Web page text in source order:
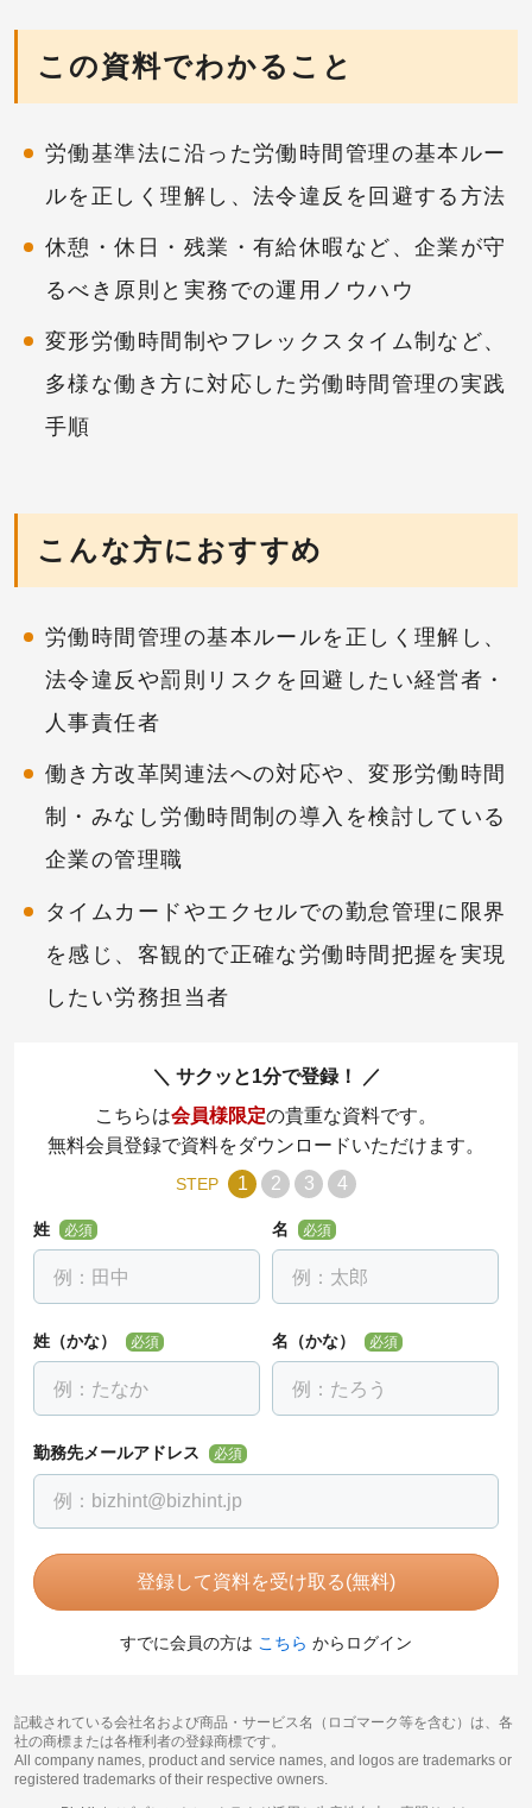
この資料でわかること
労働基準法に沿った労働時間管理の基本ルー
ルを正しく理解し、法令違反を回避する方法
休憩・休日・残業・有給休暇など、企業が守
るべき原則と実務での運用ノウハウ
変形労働時間制やフレックスタイム制など、
多様な働き方に対応した労働時間管理の実践
手順
こんな方におすすめ
労働時間管理の基本ルールを正しく理解し、
法令違反や罰則リスクを回避したい経営者・
人事責任者
働き方改革関連法への対応や、変形労働時間
制・みなし労働時間制の導入を検討している
企業の管理職
タイムカードやエクセルでの勤怠管理に限界
を感じ、客観的で正確な労働時間把握を実現
したい労務担当者
サクッと1分で登録！
こちらは会員様限定の貴重な資料です。
無料会員登録で資料をダウンロードいただけます。
STEP 1 2 3 4
姓 必須 名 必須
姓（かな） 必須 名（かな） 必須
勤務先メールアドレス 必須
登録して資料を受け取る(無料)
すでに会員の方は こちら からログイン
記載されている会社名および商品・サービス名（ロゴマーク等を含む）は、各
社の商標または各権利者の登録商標です。
All company names, product and service names, and logos are trademarks or
registered trademarks of their respective owners.